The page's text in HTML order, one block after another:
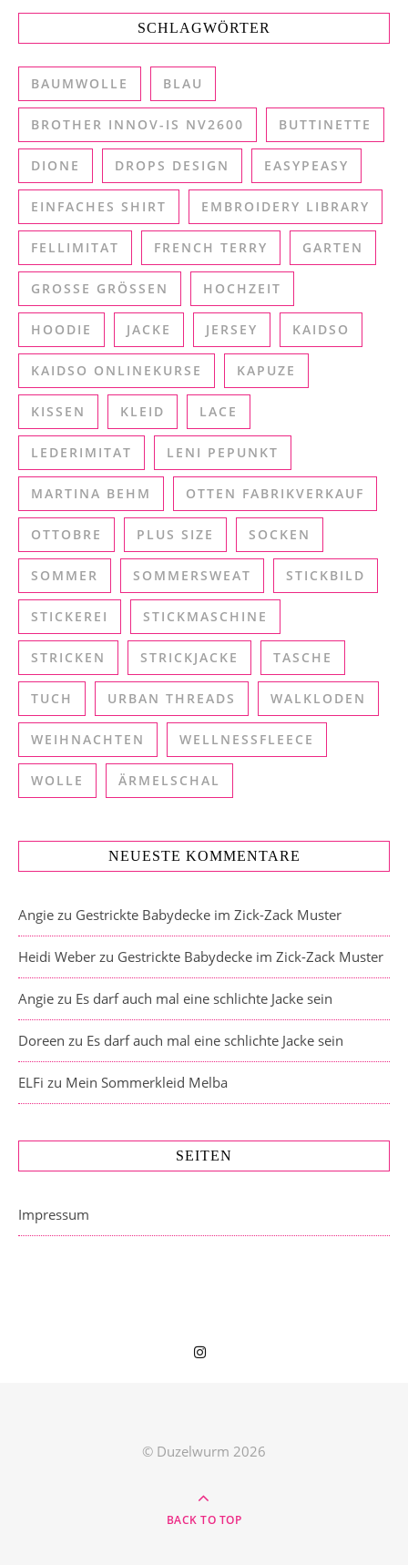
SCHLAGWÖRTER
BAUMWOLLE BLAU
BROTHER INNOV-IS NV2600 BUTTINETTE
DIONE DROPS DESIGN EASYPEASY
EINFACHES SHIRT EMBROIDERY LIBRARY
FELLIMITAT FRENCH TERRY GARTEN
GROSSE GRÖSSEN HOCHZEIT
HOODIE JACKE JERSEY KAIDSO
KAIDSO ONLINEKURSE KAPUZE
KISSEN KLEID LACE
LEDERIMITAT LENI PEPUNKT
MARTINA BEHM OTTEN FABRIKVERKAUF
OTTOBRE PLUS SIZE SOCKEN
SOMMER SOMMERSWEAT STICKBILD
STICKEREI STICKMASCHINE
STRICKEN STRICKJACKE TASCHE
TUCH URBAN THREADS WALKLODEN
WEIHNACHTEN WELLNESSFLEECE
WOLLE ÄRMELSCHAL
NEUESTE KOMMENTARE
Angie zu Gestrickte Babydecke im Zick-Zack Muster
Heidi Weber zu Gestrickte Babydecke im Zick-Zack Muster
Angie zu Es darf auch mal eine schlichte Jacke sein
Doreen zu Es darf auch mal eine schlichte Jacke sein
ELFi zu Mein Sommerkleid Melba
SEITEN
Impressum
© Duzelwurm 2026
BACK TO TOP